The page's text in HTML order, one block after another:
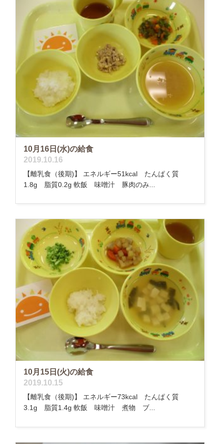
10月16日(水)の給食
2019.10.16
【離乳食（後期)】 エネルギー51kcal たんぱく質
1.8g 脂質0.2g 軟飯 味噌汁 豚肉のみ...
10月15日(火)の給食
2019.10.15
【離乳食（後期)】 エネルギー73kcal たんぱく質
3.1g 脂質1.4g 軟飯 味噌汁 煮物 ブ...